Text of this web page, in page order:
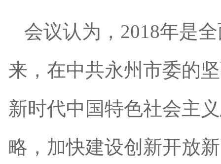
会议认为，2018年是
来，在中共永州市委的
新时代中国特色社会主
略，加快建设创新开放